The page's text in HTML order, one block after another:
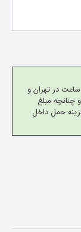
از زمان سفارش این کالا حداکثر ظرف مدت 2 ساعت در تهران و
مبلغ
حمل داخل